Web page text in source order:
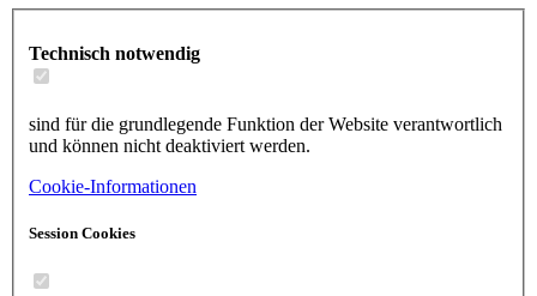
Technisch notwendig
sind für die grundlegende Funktion der Website verantwortlich
und können nicht deaktiviert werden.
Cookie-Informationen
Session Cookies